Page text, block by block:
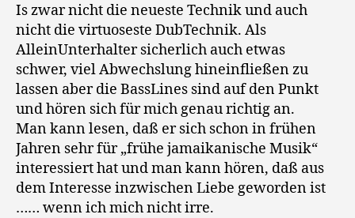
Is zwar nicht die neueste Technik und auch
nicht die virtuoseste DubTechnik. Als
AlleinUnterhalter sicherlich auch etwas
schwer, viel Abwechslung hineinfließen zu
lassen aber die BassLines sind auf den Punkt
und hören sich für mich genau richtig an.
Man kann lesen, daß er sich schon in frühen
Jahren sehr für „frühe jamaikanische Musik“
interessiert hat und man kann hören, daß aus
dem Interesse inzwischen Liebe geworden ist
…… wenn ich mich nicht irre.